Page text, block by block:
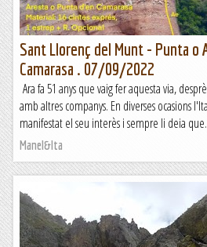
Sant Llorenç del Munt - Punta o
Camarasa . 07/09/2022
Ara fa 51 anys que vaig fer aquesta via,
amb altres companys. En diverses ocasions
manifestat el seu interès i sempre li deia
Manel&Ita